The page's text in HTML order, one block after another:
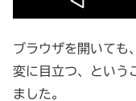
ブラウザを開いても
変に目立つ、という
ました。